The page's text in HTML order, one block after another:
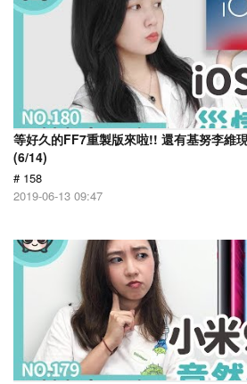
等好久的FF7重製版來啦!! 還有基努李維
(6/14)
# 158
2019-06-13 09:47